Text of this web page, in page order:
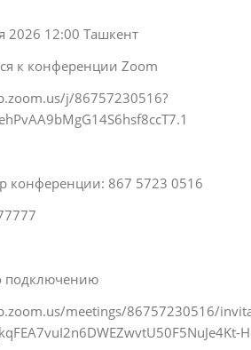
2026 12:00 Ташкент
к конференции Zoom
j/86757230516?
конференции: 867 5723 0516
подключению
meetings/86757230516/